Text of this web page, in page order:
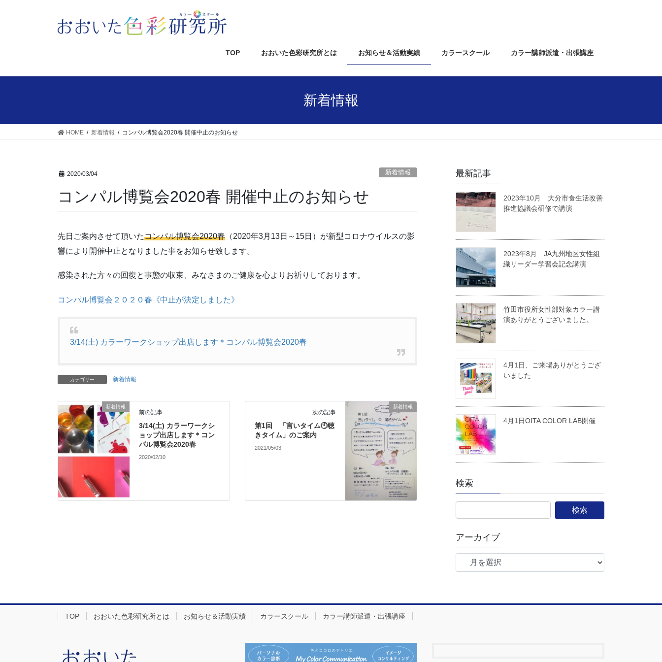
TOP おおいた色彩研究所とは お知らせ＆活動実績 カラースクール カラー講師派遣・出張講座
新着情報
HOME 新着情報 コンパル博覧会2020春 開催中止のお知らせ
2020/03/04 新着情報
コンパル博覧会2020春 開催中止のお知らせ
先日ご案内させて頂いたコンパル博覧会2020春 （2020年3月13日～15日）が新型コロナウイルスの影
響により開催中止となりました事をお知らせ致します。
感染された方々の回復と事態の収束、みなさまのご健康を心よりお祈りしております。
コンパル博覧会２０２０春《中止が決定しました》
3/14(土) カラーワークショップ出店します＊コンパル博覧会2020春
カテゴリー 新着情報
新着情報
前の記事
3/14(土) カラーワークシ
ョップ出店します＊コン
パル博覧会2020春
2020/02/10
新着情報
次の記事
第1回 「言いタイム🕙聴
きタイム」のご案内
2021/05/03
最新記事
2023年10月 大分市食生活改善
推進協議会研修で講演
2023年8月 JA九州地区女性組
織リーダー学習会記念講演
竹田市役所女性部対象カラー講
演ありがとうございました。
4月1日、ご来場ありがとうござ
いました
4月1日OITA COLOR LAB開催
検索
アーカイブ
TOP おおいた色彩研究所とは お知らせ＆活動実績 カラースクール カラー講師派遣・出張講座